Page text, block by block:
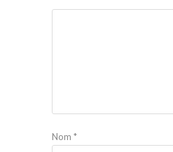
Nom *